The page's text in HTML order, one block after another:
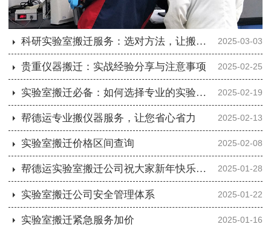
2025-03-03
科研实验室搬迁服务：选对方法，让搬迁更轻松
2025-02-25
贵重仪器搬迁：实战经验分享与注意事项
2025-02-19
实验室搬迁必备：如何选择专业的实验室搬迁公司
2025-02-13
帮德运专业搬仪器服务，让您省心省力
2025-02-08
实验室搬迁价格区间查询
2025-01-28
帮德运实验室搬迁公司祝大家新年快乐，蛇年大吉！
2025-01-22
实验室搬迁公司安全管理体系
2025-01-16
实验室搬迁紧急服务加价